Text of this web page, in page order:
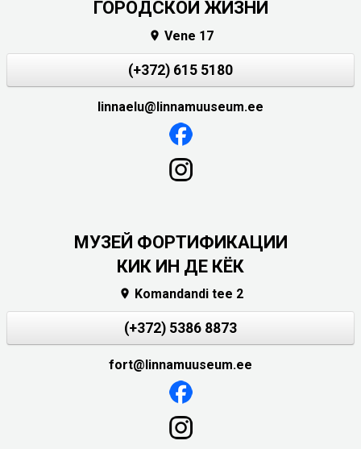
ГОРОДСКОЙ ЖИЗНИ
 Vene 17
(+372) 615 5180
linnaelu@linnamuuseum.ee
МУЗЕЙ ФОРТИФИКАЦИИ
КИК ИН ДЕ КЁК
 Komandandi tee 2
(+372) 5386 8873
fort@linnamuuseum.ee